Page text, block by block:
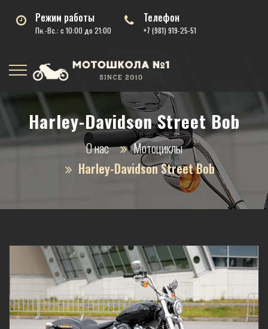
Режим работы
Пн.-Вс.: с 10:00 до 21:00
Телефон
+7 (981) 919-25-51
Harley-Davidson Street Bob
О нас
Мотоциклы
Harley-Davidson Street Bob